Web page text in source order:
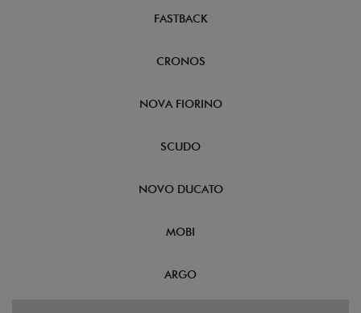
FASTBACK
CRONOS
NOVA FIORINO
SCUDO
NOVO DUCATO
MOBI
ARGO